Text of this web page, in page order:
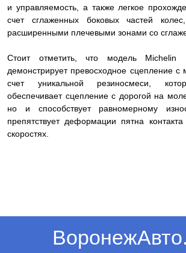
и управляемость, а также легкое
счет сглаженных боковых частей
расширенными плечевыми зонами со
Стоит отметить, что модель
демонстрирует превосходное сцепление с
счет уникальной резиносмеси,
обеспечивает сцепление с дорогой на
но и способствует равномерному
препятствует деформации пятна
скоростях.